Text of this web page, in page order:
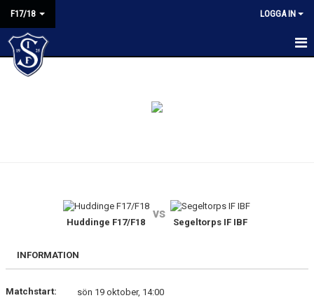
F17/18 LOGGA IN
HEM
KONTAKT
Huddinge F17/F18
vs
Segeltorps IF IBF
INFORMATION
Matchstart:
sön 19 oktober, 14:00